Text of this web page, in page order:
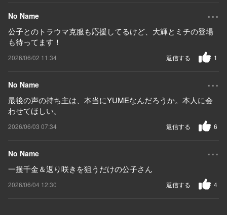
No Name ...
公子とのトラウマ克服も応援してるけど、大輝とミチの登場
も待ってます！
2026/06/02 11:34 1
返信する
No Name ...
最後の声の持ち主は、本当にYUMEなんだろうか。本人に会
わせてほしい。
2026/06/03 07:34 6
返信する
No Name ...
一攫千金＆返り咲きを狙うだけの公子さん
2026/06/04 12:30 4
返信する